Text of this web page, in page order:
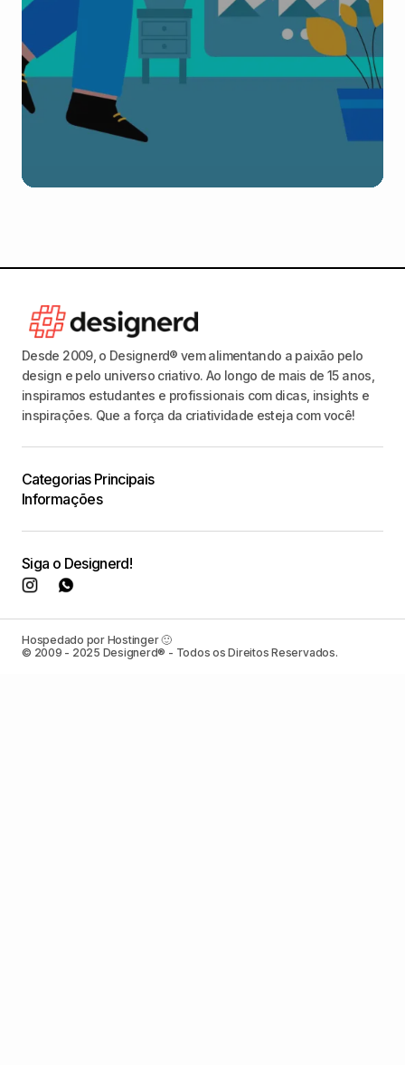
Desde 2009, o Designerd® vem alimentando a paixão pelo
design e pelo universo criativo. Ao longo de mais de 15 anos,
inspiramos estudantes e profissionais com dicas, insights e
inspirações. Que a força da criatividade esteja com você!
Categorias Principais
Informações
Siga o Designerd!
Hospedado por Hostinger 🙂
© 2009 - 2025 Designerd® - Todos os Direitos Reservados.